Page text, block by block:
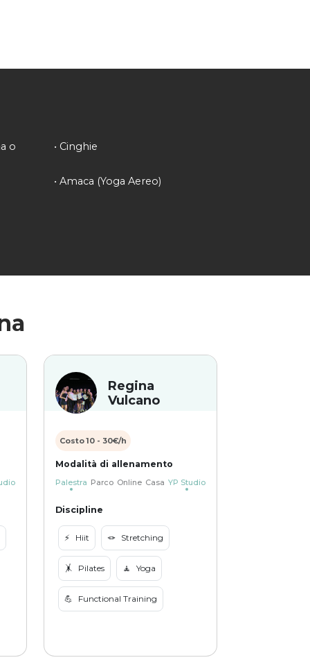
o
• Cinghie
• Amaca (Yoga Aereo)
Regina
Vulcano
Costo10- 30€/h
Modalità di allenamento
Palestra Parco Online Casa YP Studio
Discipline
⚡️ Hiit 🪢 Stretching
🤸 Pilates 🧘 Yoga
💪 Functional Training